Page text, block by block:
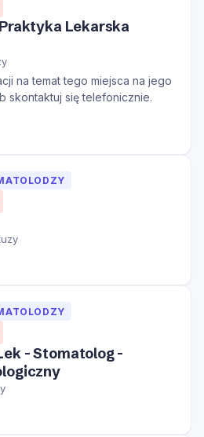
Lekarska
na temat tego miejsca na jego
skontaktuj się telefonicznie.
- Stomatolog -